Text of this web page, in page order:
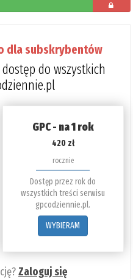
dla subskrybentów
do wszystkich
GPC - na 1 rok
420 zł
rocznie
Dostęp przez rok do
wszystkich treści serwisu
gpcodziennie.pl.
WYBIERAM
Zaloguj się